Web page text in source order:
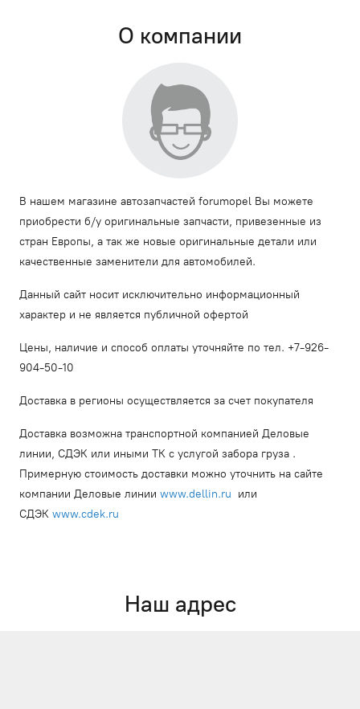
О компании
В нашем магазине автозапчастей forumopel Вы можете
приобрести б/у оригинальные запчасти, привезенные из
стран Европы, а так же новые оригинальные детали или
качественные заменители для автомобилей.
Данный сайт носит исключительно информационный
характер и не является публичной офертой
Цены, наличие и способ оплаты уточняйте по тел. +7-926-
904-50-10
Доставка в регионы осуществляется за счет покупателя
Доставка возможна транспортной компанией Деловые
линии, СДЭК или иными ТК с услугой забора груза .
Примерную стоимость доставки можно уточнить на сайте
компании Деловые линии www.dellin.ru или
СДЭК www.cdek.ru
Наш адрес